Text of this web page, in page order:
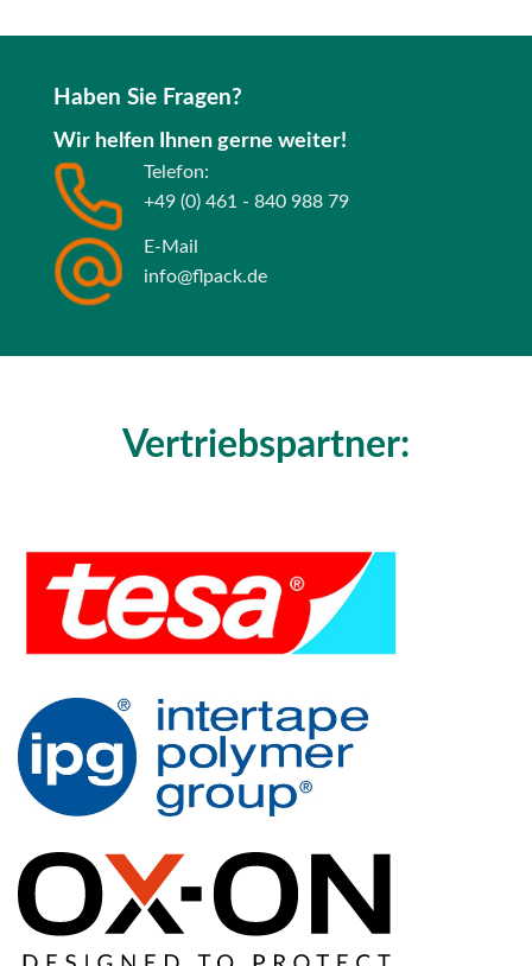
Haben Sie Fragen?
Wir helfen Ihnen gerne weiter!
Telefon:
+49 (0) 461 - 840 988 79
E-Mail
info@flpack.de
Vertriebspartner: